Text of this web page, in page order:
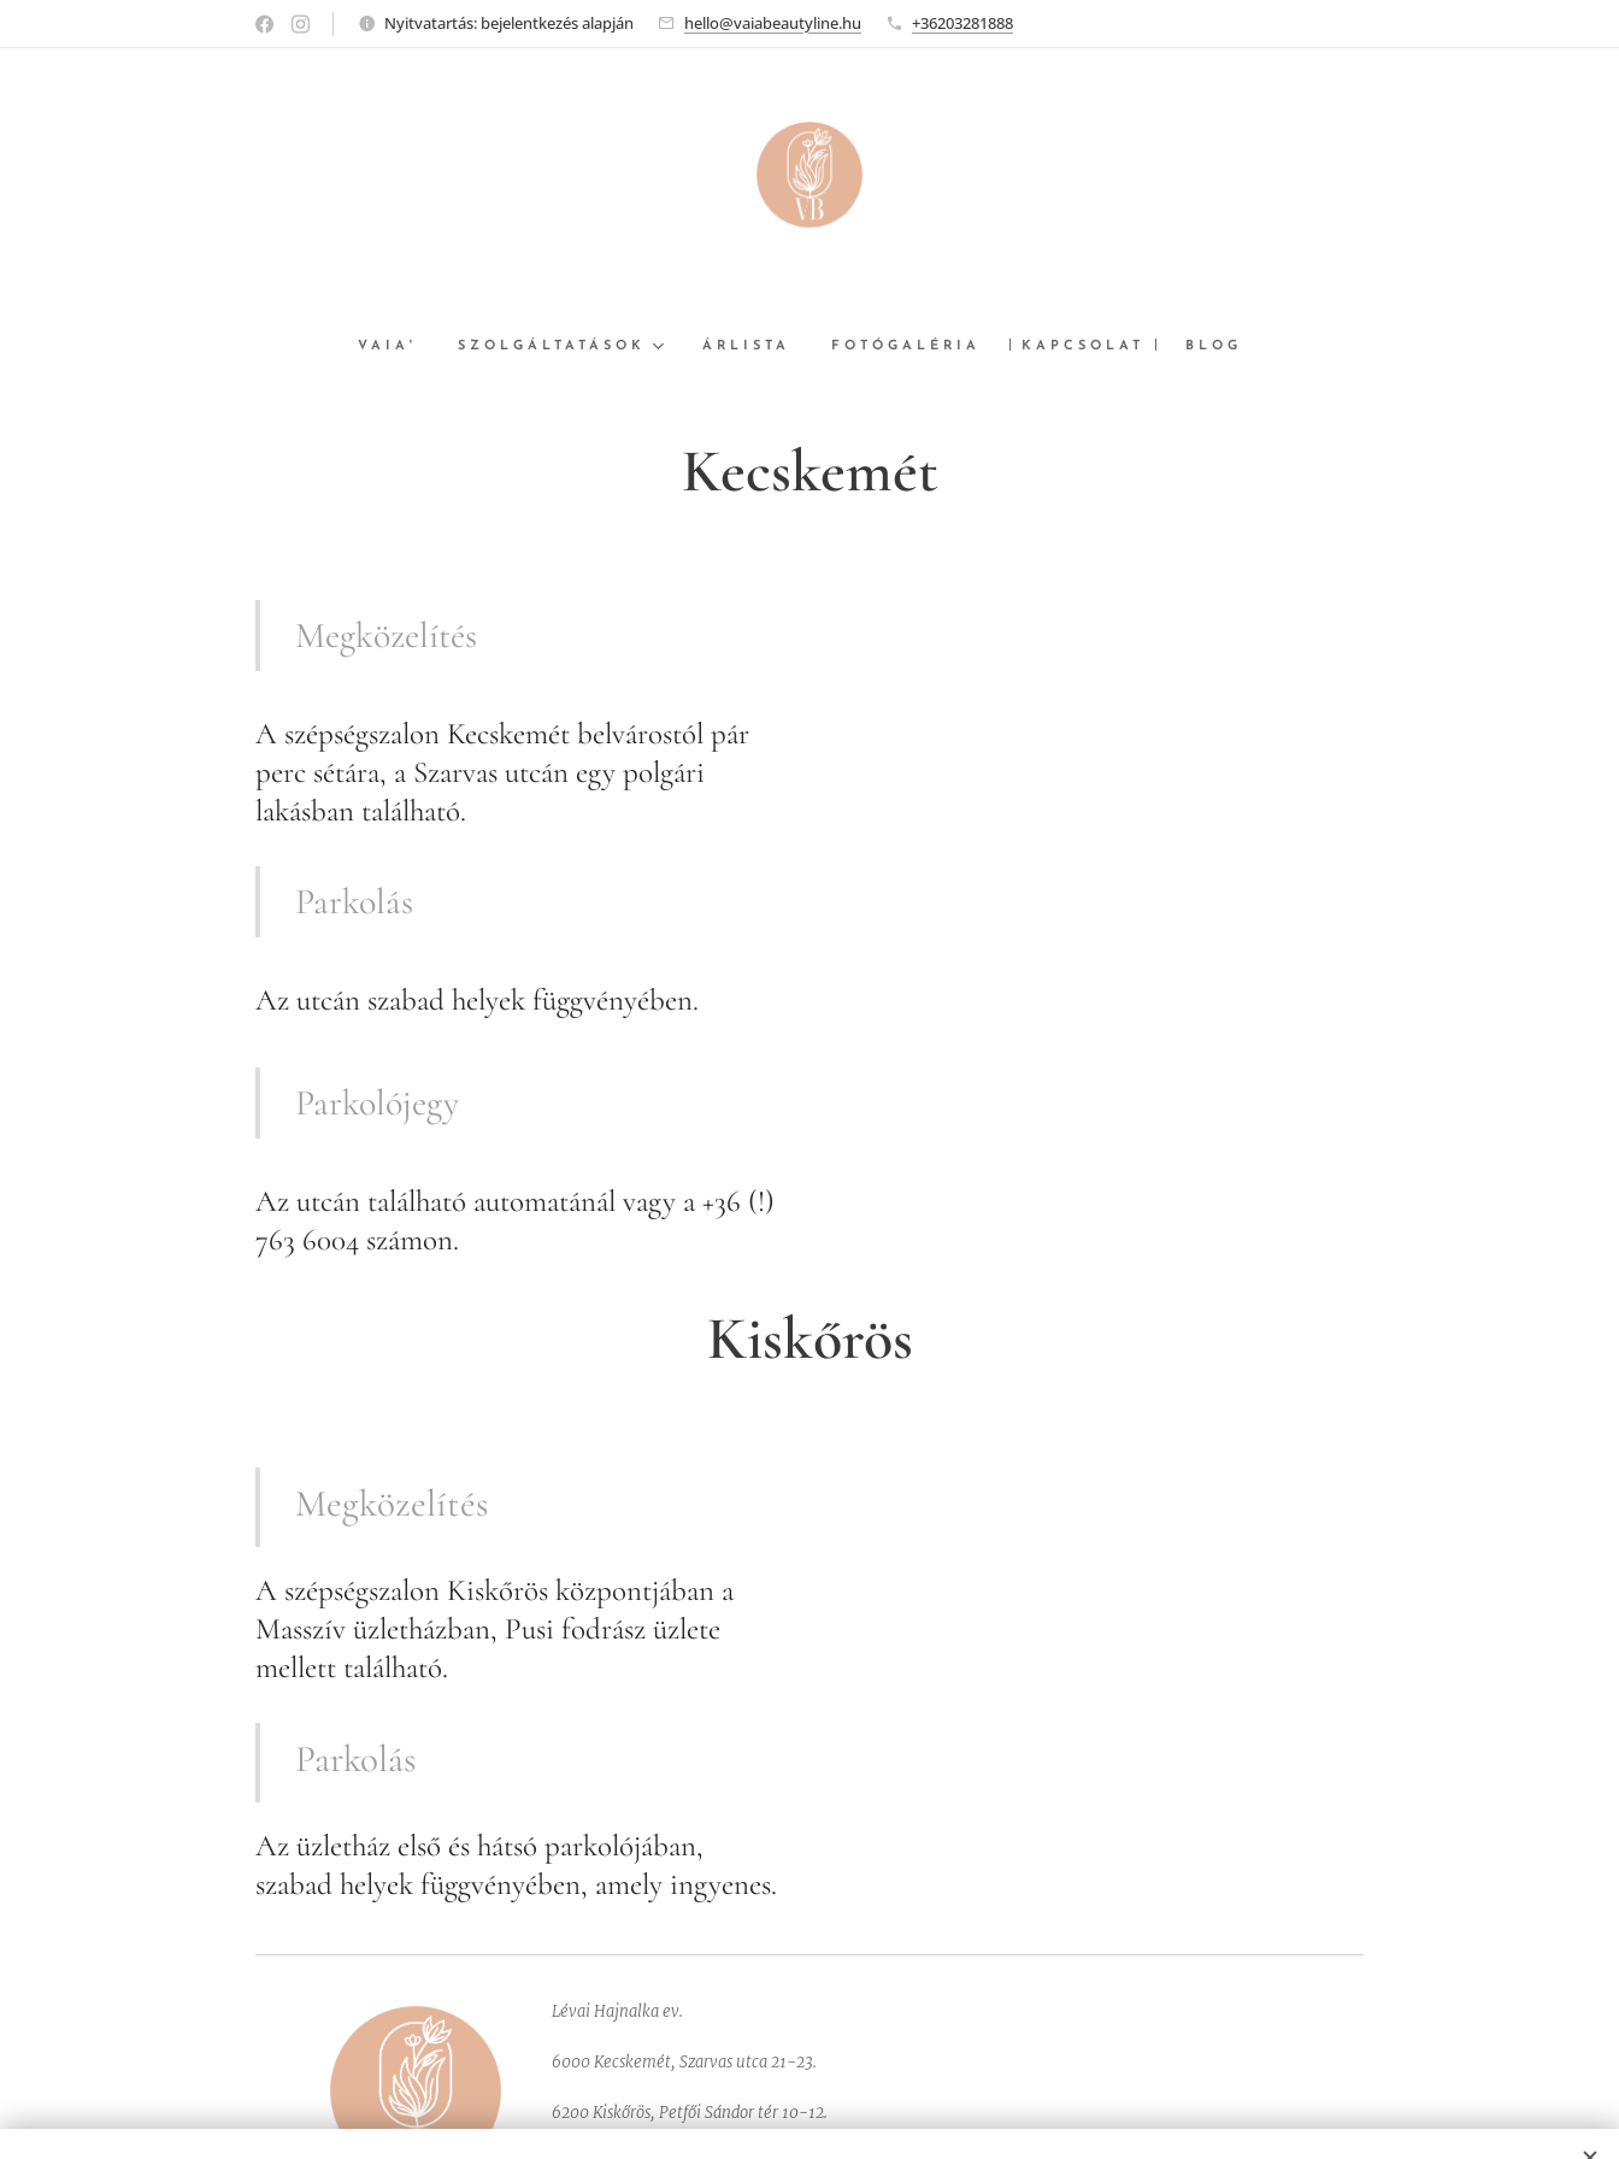
Nyitvatartás: bejelentkezés alapján hello@vaiabeautyline.hu +36203281888
VAIA' SZOLGÁLTATÁSOK ÁRLISTA FOTÓGALÉRIA KAPCSOLAT BLOG
Kecskemét
Megközelítés
A szépségszalon Kecskemét belvárostól pár
perc sétára, a Szarvas utcán egy polgári
lakásban található.
Parkolás
Az utcán szabad helyek függvényében.
Parkolójegy
Az utcán található automatánál vagy a +36 (!)
763 6004 számon.
Kiskőrös
Megközelítés
A szépségszalon Kiskőrös központjában a
Masszív üzletházban, Pusi fodrász üzlete
mellett található.
Parkolás
Az üzletház első és hátsó parkolójában,
szabad helyek függvényében, amely ingyenes.
Lévai Hajnalka ev.
6000 Kecskemét, Szarvas utca 21-23.
6200 Kiskőrös, Petfői Sándor tér 10-12.